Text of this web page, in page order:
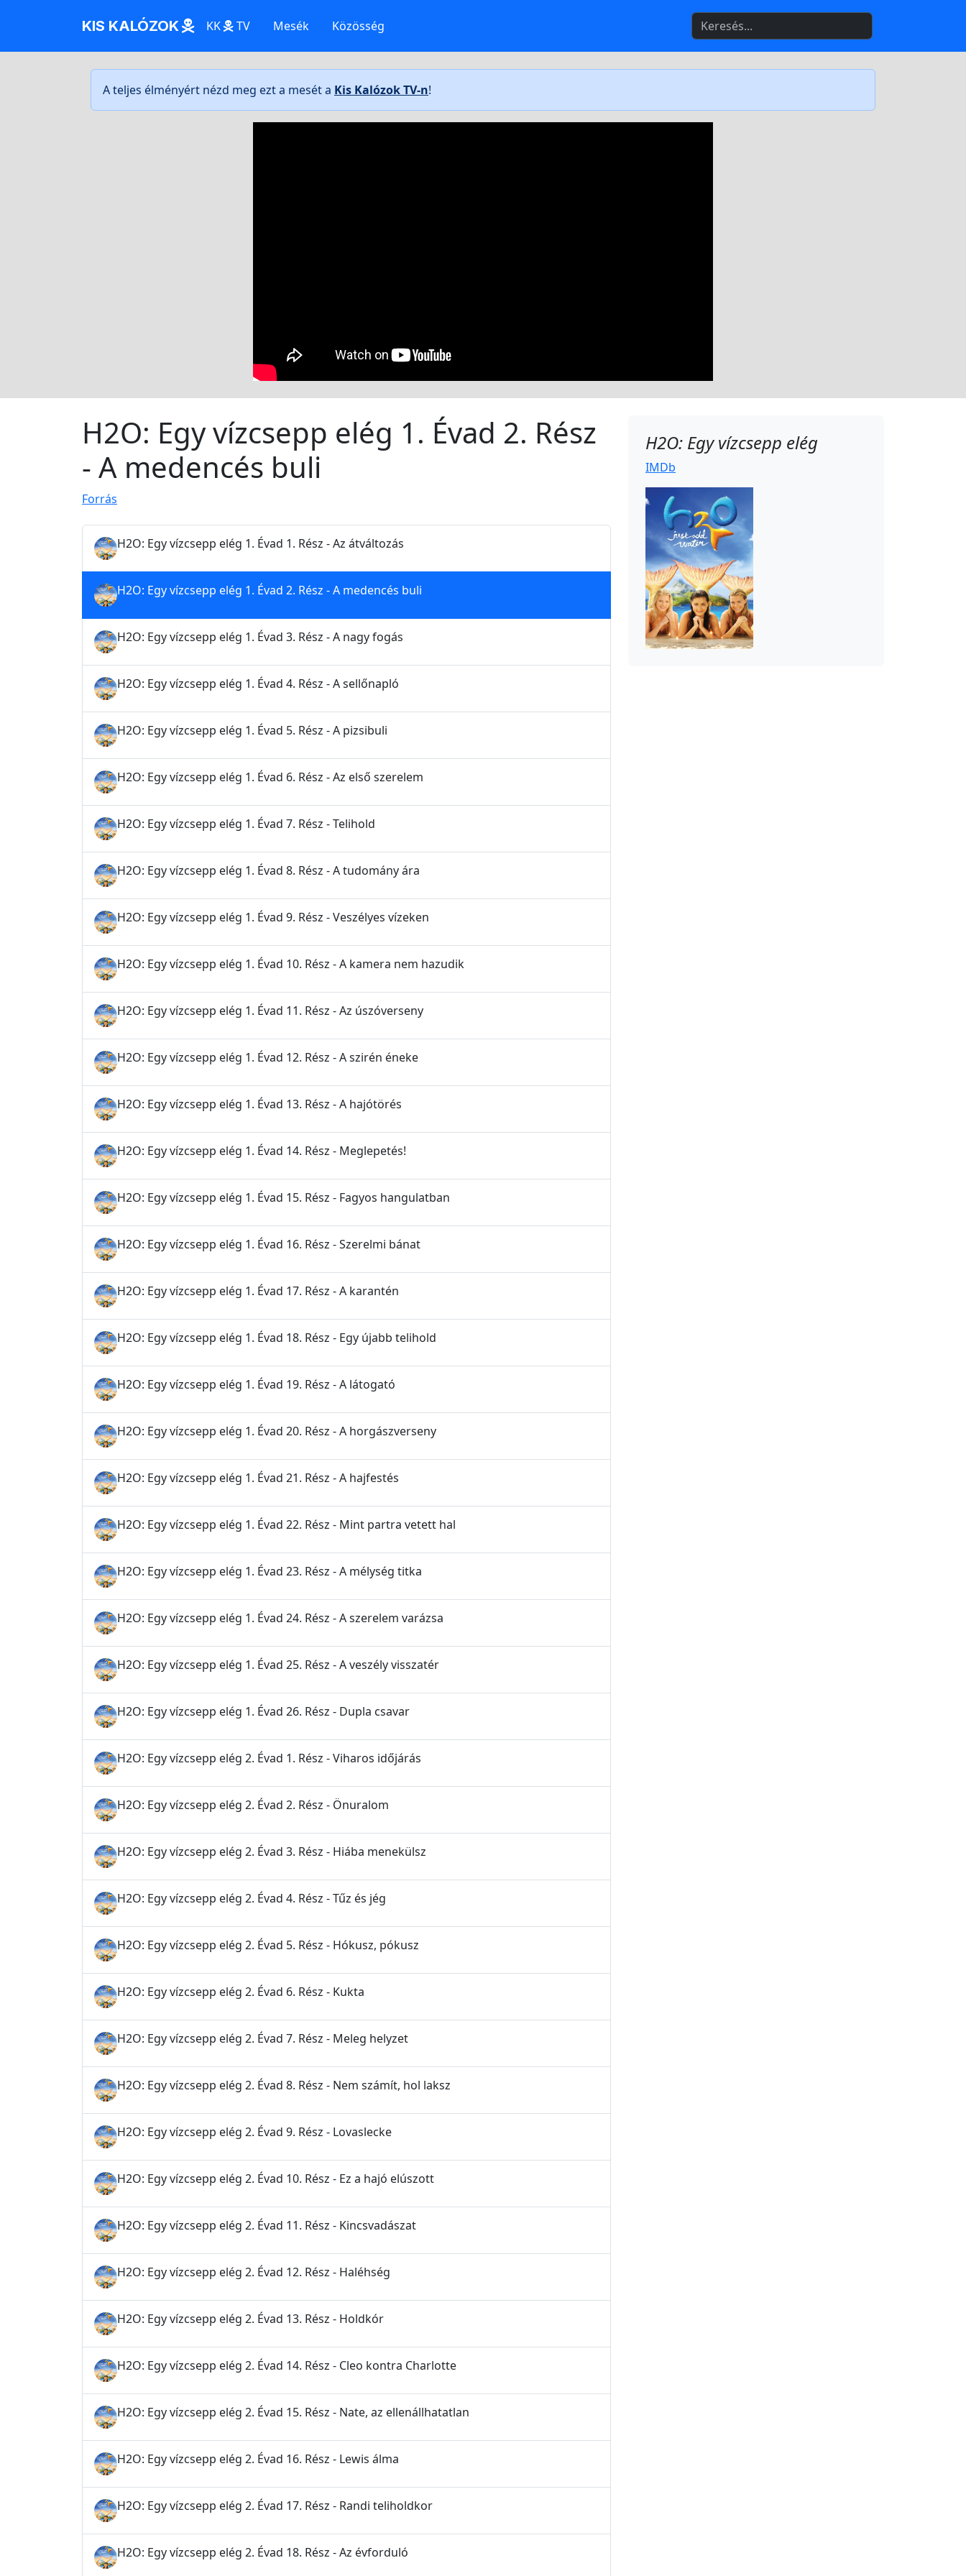
KIS KALÓZOK KK TV Mesék Közösség
A teljes élményért nézd meg ezt a mesét a Kis Kalózok TV-n!
H2O: Egy vízcsepp elég 1. Évad 2. Rész
- A medencés buli
Forrás
H2O: Egy vízcsepp elég 1. Évad 1. Rész - Az átváltozás
H2O: Egy vízcsepp elég 1. Évad 2. Rész - A medencés buli
H2O: Egy vízcsepp elég 1. Évad 3. Rész - A nagy fogás
H2O: Egy vízcsepp elég 1. Évad 4. Rész - A sellőnapló
H2O: Egy vízcsepp elég 1. Évad 5. Rész - A pizsibuli
H2O: Egy vízcsepp elég 1. Évad 6. Rész - Az első szerelem
H2O: Egy vízcsepp elég 1. Évad 7. Rész - Telihold
H2O: Egy vízcsepp elég 1. Évad 8. Rész - A tudomány ára
H2O: Egy vízcsepp elég 1. Évad 9. Rész - Veszélyes vízeken
H2O: Egy vízcsepp elég 1. Évad 10. Rész - A kamera nem hazudik
H2O: Egy vízcsepp elég 1. Évad 11. Rész - Az úszóverseny
H2O: Egy vízcsepp elég 1. Évad 12. Rész - A szirén éneke
H2O: Egy vízcsepp elég 1. Évad 13. Rész - A hajótörés
H2O: Egy vízcsepp elég 1. Évad 14. Rész - Meglepetés!
H2O: Egy vízcsepp elég 1. Évad 15. Rész - Fagyos hangulatban
H2O: Egy vízcsepp elég 1. Évad 16. Rész - Szerelmi bánat
H2O: Egy vízcsepp elég 1. Évad 17. Rész - A karantén
H2O: Egy vízcsepp elég 1. Évad 18. Rész - Egy újabb telihold
H2O: Egy vízcsepp elég 1. Évad 19. Rész - A látogató
H2O: Egy vízcsepp elég 1. Évad 20. Rész - A horgászverseny
H2O: Egy vízcsepp elég 1. Évad 21. Rész - A hajfestés
H2O: Egy vízcsepp elég 1. Évad 22. Rész - Mint partra vetett hal
H2O: Egy vízcsepp elég 1. Évad 23. Rész - A mélység titka
H2O: Egy vízcsepp elég 1. Évad 24. Rész - A szerelem varázsa
H2O: Egy vízcsepp elég 1. Évad 25. Rész - A veszély visszatér
H2O: Egy vízcsepp elég 1. Évad 26. Rész - Dupla csavar
H2O: Egy vízcsepp elég 2. Évad 1. Rész - Viharos időjárás
H2O: Egy vízcsepp elég 2. Évad 2. Rész - Önuralom
H2O: Egy vízcsepp elég 2. Évad 3. Rész - Hiába menekülsz
H2O: Egy vízcsepp elég 2. Évad 4. Rész - Tűz és jég
H2O: Egy vízcsepp elég 2. Évad 5. Rész - Hókusz, pókusz
H2O: Egy vízcsepp elég 2. Évad 6. Rész - Kukta
H2O: Egy vízcsepp elég 2. Évad 7. Rész - Meleg helyzet
H2O: Egy vízcsepp elég 2. Évad 8. Rész - Nem számít, hol laksz
H2O: Egy vízcsepp elég 2. Évad 9. Rész - Lovaslecke
H2O: Egy vízcsepp elég 2. Évad 10. Rész - Ez a hajó elúszott
H2O: Egy vízcsepp elég 2. Évad 11. Rész - Kincsvadászat
H2O: Egy vízcsepp elég 2. Évad 12. Rész - Haléhség
H2O: Egy vízcsepp elég 2. Évad 13. Rész - Holdkór
H2O: Egy vízcsepp elég 2. Évad 14. Rész - Cleo kontra Charlotte
H2O: Egy vízcsepp elég 2. Évad 15. Rész - Nate, az ellenállhatatlan
H2O: Egy vízcsepp elég 2. Évad 16. Rész - Lewis álma
H2O: Egy vízcsepp elég 2. Évad 17. Rész - Randi teliholdkor
H2O: Egy vízcsepp elég 2. Évad 18. Rész - Az évforduló
H2O: Egy vízcsepp elég
IMDb